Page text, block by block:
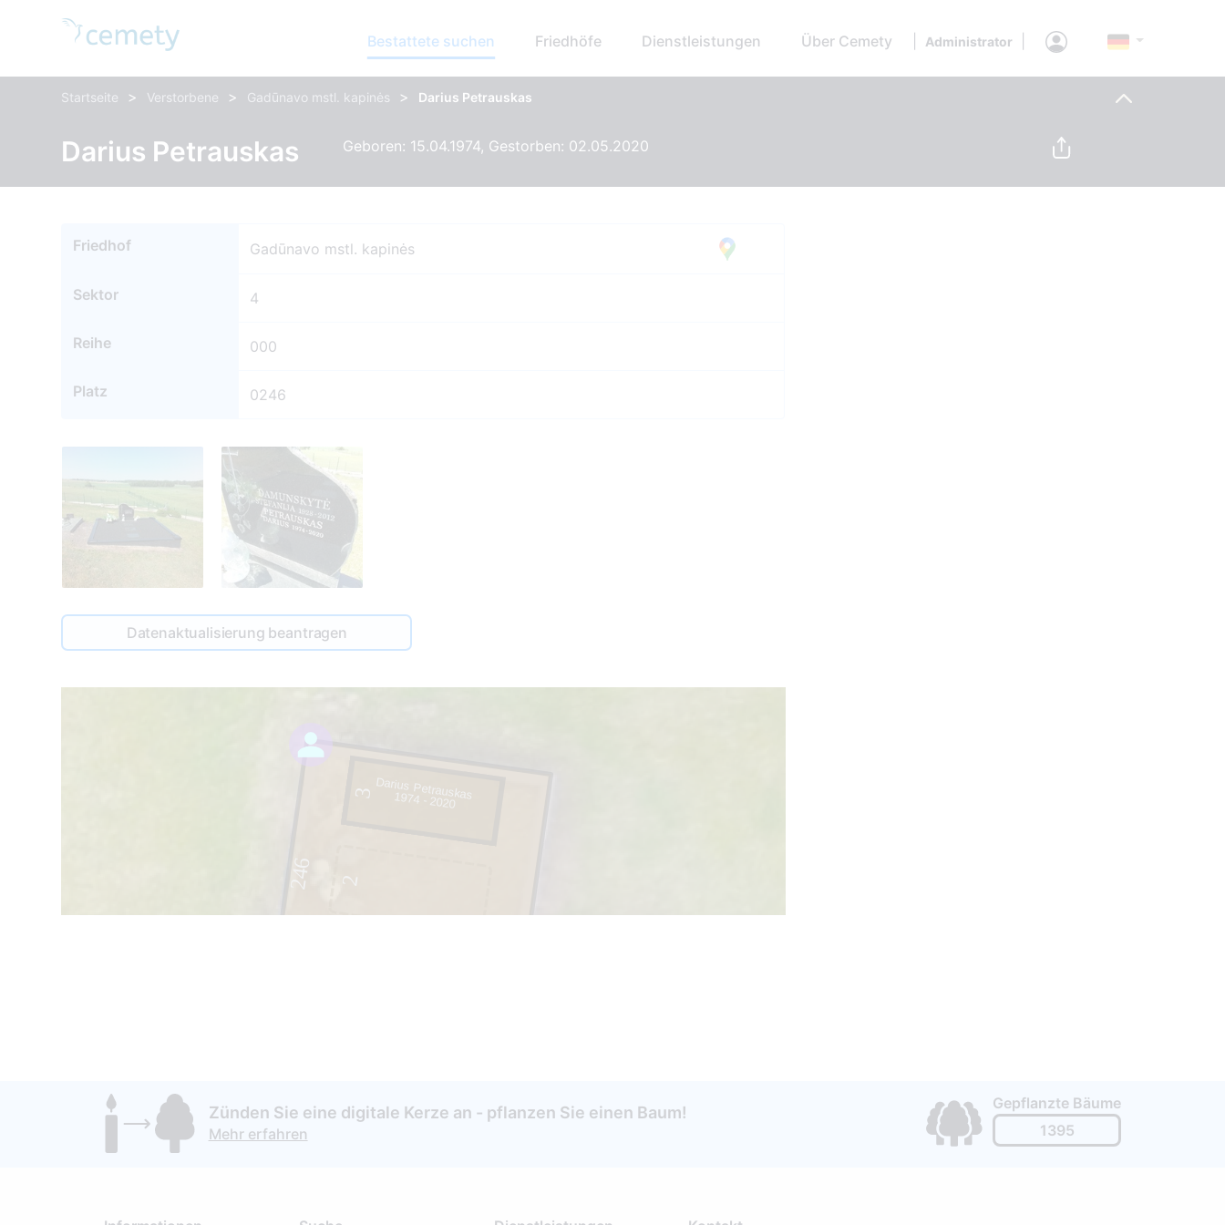
Bestattete suchen Friedhöfe Dienstleistungen Über Cemety Administrator
Startseite > Verstorbene > Gadūnavo mstl. kapinės > Darius Petrauskas
Darius Petrauskas Geboren: 15.04.1974, Gestorben: 02.05.2020
Friedhof Gadūnavo mstl. kapinės
Sektor 4
Reihe 000
Platz 0246
Datenaktualisierung beantragen
246 2
3 Darius Petrauskas
1974 - 2020
Zünden Sie eine digitale Kerze an - pflanzen Sie einen Baum!
Mehr erfahren
Gepflanzte Bäume
1395